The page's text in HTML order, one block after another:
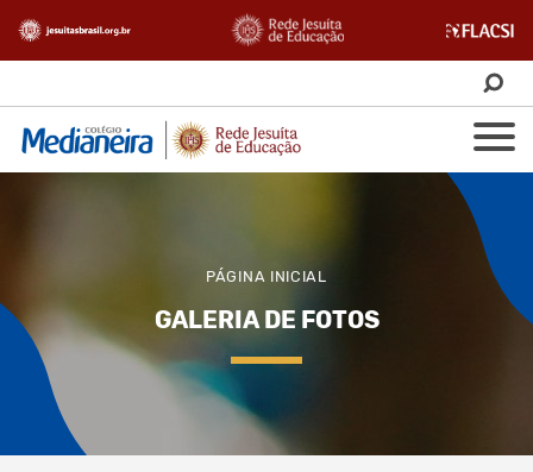
PÁGINA INICIAL
GALERIA DE FOTOS